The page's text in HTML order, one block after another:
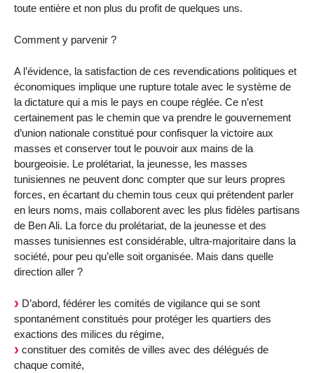
toute entière et non plus du profit de quelques uns.
Comment y parvenir ?
A l’évidence, la satisfaction de ces revendications politiques et
économiques implique une rupture totale avec le système de
la dictature qui a mis le pays en coupe réglée. Ce n’est
certainement pas le chemin que va prendre le gouvernement
d’union nationale constitué pour confisquer la victoire aux
masses et conserver tout le pouvoir aux mains de la
bourgeoisie. Le prolétariat, la jeunesse, les masses
tunisiennes ne peuvent donc compter que sur leurs propres
forces, en écartant du chemin tous ceux qui prétendent parler
en leurs noms, mais collaborent avec les plus fidèles partisans
de Ben Ali. La force du prolétariat, de la jeunesse et des
masses tunisiennes est considérable, ultra-majoritaire dans la
société, pour peu qu’elle soit organisée. Mais dans quelle
direction aller ?
D’abord, fédérer les comités de vigilance qui se sont
spontanément constitués pour protéger les quartiers des
exactions des milices du régime,
constituer des comités de villes avec des délégués de
chaque comité,